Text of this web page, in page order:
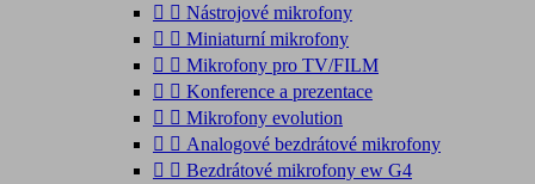
  Nástrojové mikrofony
  Miniaturní mikrofony
  Mikrofony pro TV/FILM
  Konference a prezentace
  Mikrofony evolution
  Analogové bezdrátové mikrofony
  Bezdrátové mikrofony ew G4